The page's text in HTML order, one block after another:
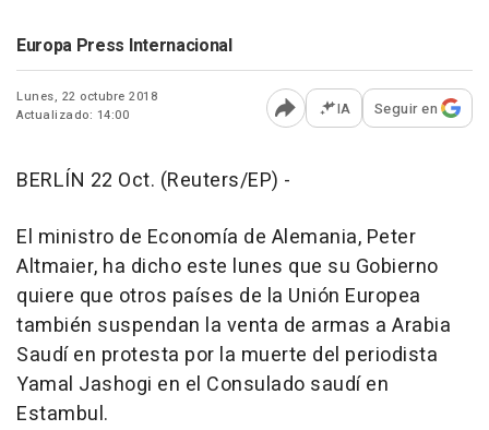
Europa Press Internacional
Lunes, 22 octubre 2018
Actualizado: 14:00
Abrir opciones para
IA Seguir en
BERLÍN 22 Oct. (Reuters/EP) -
El ministro de Economía de Alemania, Peter
Altmaier, ha dicho este lunes que su Gobierno
quiere que otros países de la Unión Europea
también suspendan la venta de armas a Arabia
Saudí en protesta por la muerte del periodista
Yamal Jashogi en el Consulado saudí en
Estambul.